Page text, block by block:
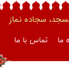
سجاده نماز
ما تماس با ما